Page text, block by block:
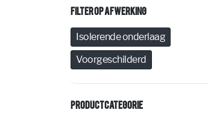
Filter Op Afwerking
Isolerende onderlaag
Voorgeschilderd
Productcategorie